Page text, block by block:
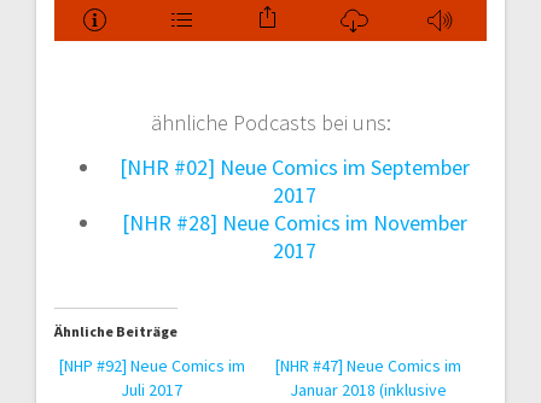
ähnliche Podcasts bei uns:
[NHR #02] Neue Comics im September
2017
[NHR #28] Neue Comics im November
2017
Ähnliche Beiträge
[NHP #92] Neue Comics im
Juli 2017
[NHR #47] Neue Comics im
Januar 2018 (inklusive